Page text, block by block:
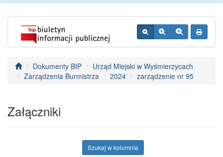
Dokumenty BIP
Urząd Miejski w Wyśmierzycach
Zarządzenia Burmistrza
2024 zarządzenie nr 95
Załączniki
Szukaj w kolumnie